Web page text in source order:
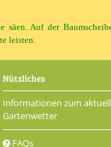
säen. Auf der
leisten.
Nützliches
Informationen zum
Gartenwetter
FAQs